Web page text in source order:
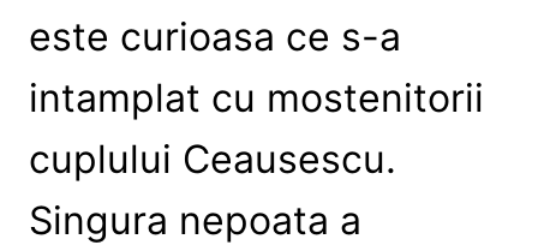
este curioasa ce s-a
intamplat cu mostenitorii
cuplului Ceausescu.
Singura nepoata a